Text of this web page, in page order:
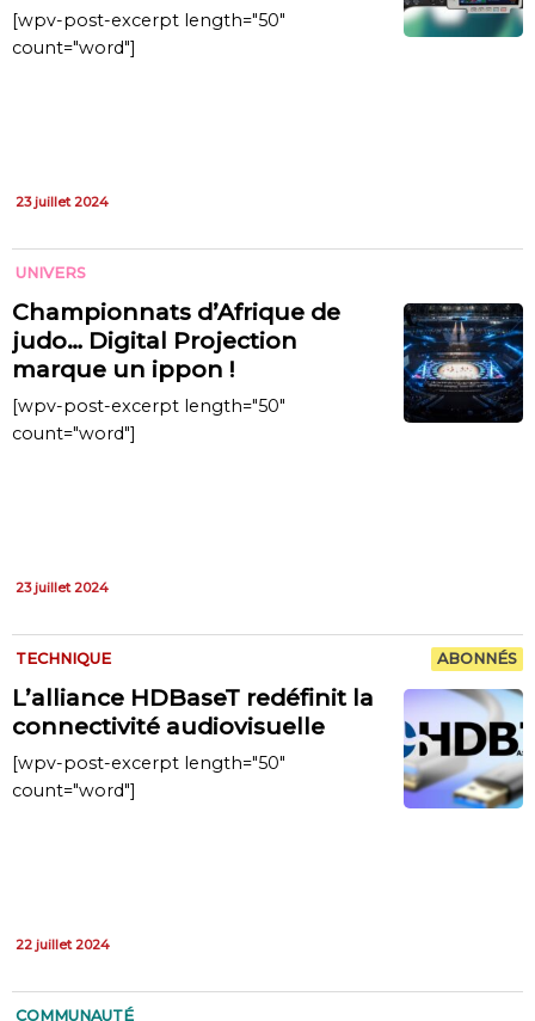
[wpv-post-excerpt length="50"
count="word"]
23 juillet 2024
UNIVERS
Championnats d’Afrique de
judo… Digital Projection
marque un ippon !
[wpv-post-excerpt length="50"
count="word"]
23 juillet 2024
TECHNIQUE ABONNÉS
L’alliance HDBaseT redéfinit la
connectivité audiovisuelle
[wpv-post-excerpt length="50"
count="word"]
22 juillet 2024
COMMUNAUTÉ